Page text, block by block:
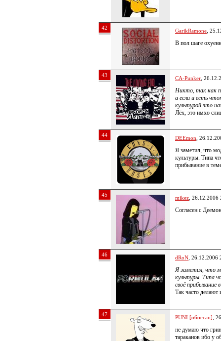
42 GarikRamone ,
В пол шаге
43 CA-Punker ,
Никто, так как
а если и есть
культурой это
Лёх, это имхо
44 DEEmon ,
Я заметил, что
культуры. Типа
прибывание в
45 mikez , 26.12.2006
Согласен с
46 dRoN , 26.12.2006
Я заметил, что
культуры. Типа
своё прибывание
Так часто
47 PUNI [обоссан] ,
не думаю что
тараканов ибо у